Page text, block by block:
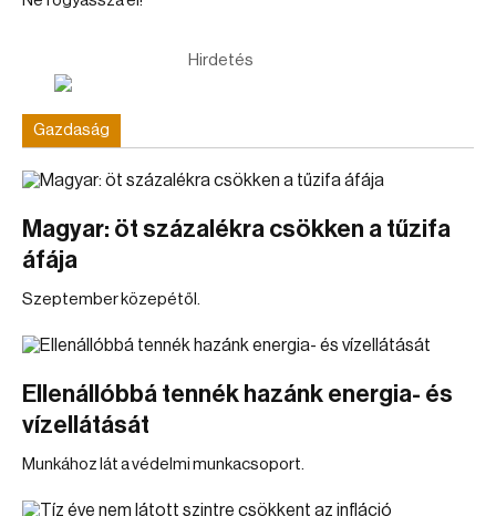
Hirdetés
Gazdaság
Magyar: öt százalékra csökken a tűzifa
áfája
Szeptember közepétől.
Ellenállóbbá tennék hazánk energia- és
vízellátását
Munkához lát a védelmi munkacsoport.